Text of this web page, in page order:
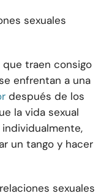
sexuales
traen consigo
enfrentan a una
después de los
la vida sexual
un tango y hacer
sexuales